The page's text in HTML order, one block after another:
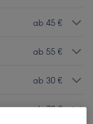
ab 45 €
ab 55 €
ab 30 €
ab 70 €